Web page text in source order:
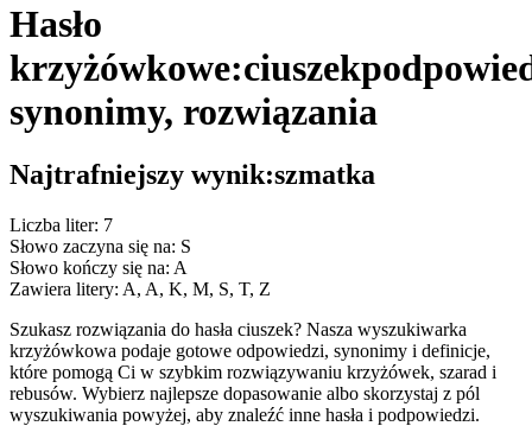
Hasło
krzyżówkowe:ciuszek
synonimy, rozwiązania
Najtrafniejszy wynik:szmatka
Liczba liter: 7
Słowo zaczyna się na: S
Słowo kończy się na: A
Zawiera litery: A, A, K, M, S, T, Z
Szukasz rozwiązania do hasła ciuszek? Nasza wyszukiwarka
krzyżówkowa podaje gotowe odpowiedzi, synonimy i definicje,
które pomogą Ci w szybkim rozwiązywaniu krzyżówek, szarad i
rebusów. Wybierz najlepsze dopasowanie albo skorzystaj z pól
wyszukiwania powyżej, aby znaleźć inne hasła i podpowiedzi.